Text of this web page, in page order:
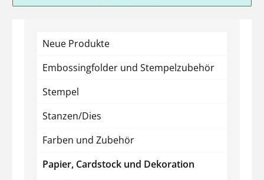
Neue Produkte
Embossingfolder und Stempelzubehör
Stempel
Stanzen/Dies
Farben und Zubehör
Papier, Cardstock und Dekoration